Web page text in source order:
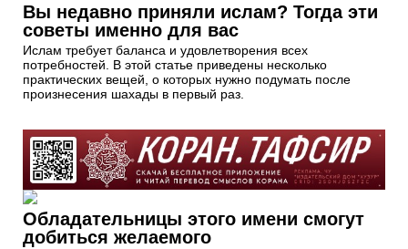
Вы недавно приняли ислам? Тогда эти
советы именно для вас
Ислам требует баланса и удовлетворения всех
потребностей. В этой статье приведены несколько
практических вещей, о которых нужно подумать после
произнесения шахады в первый раз.
Обладательницы этого имени смогут
добиться желаемого